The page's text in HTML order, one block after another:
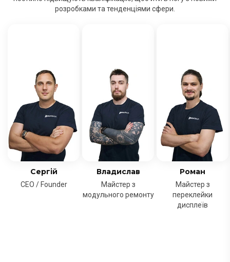
розробками та тенденціями сфери.
Сергій
CEO / Founder
Владислав
Майстер з
модульного ремонту
Роман
Майстер з
переклейки
дисплеїв